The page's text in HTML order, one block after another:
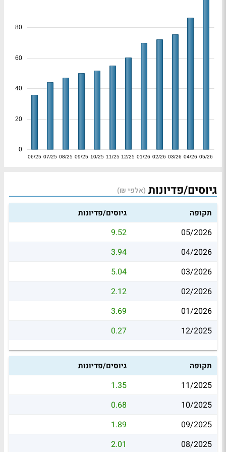
06/25 07/25 08/25 09/25 10/25 11/25 12/25 01/26 02/26 03/26 04/26 05/26
0
20
40
60
80
גיוסים/פדיונות (אלפי ₪)
תקופה גיוסים/פדיונות
05/2026
9.52
04/2026
3.94
03/2026
5.04
02/2026
2.12
01/2026
3.69
12/2025
0.27
תקופה גיוסים/פדיונות
11/2025
1.35
10/2025
0.68
09/2025
1.89
08/2025
2.01